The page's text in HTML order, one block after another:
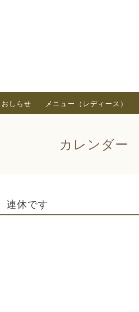
おしらせ メニュー（レディース）
カレンダー
連休です